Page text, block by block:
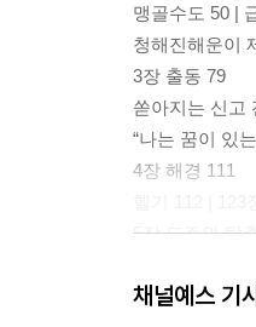
맹골수도 50 |
청해진해운이
3장 출동 79
쏟아지는 신고
“나는 꿈이 있
4장 해경 111
5장 도주와 탈
특공대 146 | “
채널예스 기